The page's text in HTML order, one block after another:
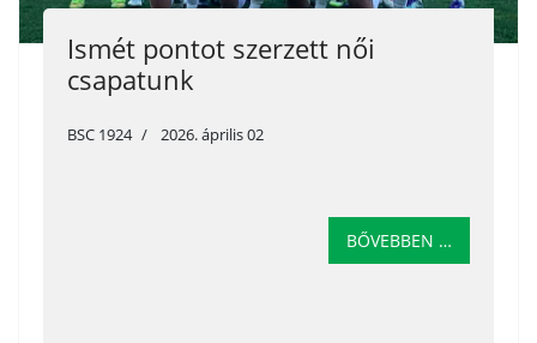
Ismét pontot szerzett női
csapatunk
BSC 1924 2026. április 02
BŐVEBBEN …